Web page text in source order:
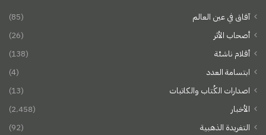
آفاق في عين العالم
(85)
أصحاب الأثر
(26)
أقلام ناشئة
(138)
ابتسامة العدد
(4)
اصدارات الكُتاب والكاتبات
(13)
الأخبار
(2٬458)
التغريدة الذهبية
(92)